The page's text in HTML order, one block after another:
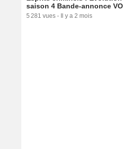
saison 4 Bande-annonce VO
5 281 vues - Il y a 2 mois